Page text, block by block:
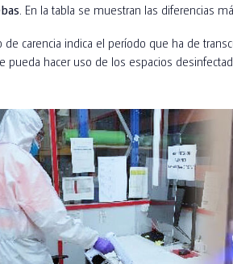
. En la tabla se muestran las diferencias
de carencia indica el período que ha de
pueda hacer uso de los espacios